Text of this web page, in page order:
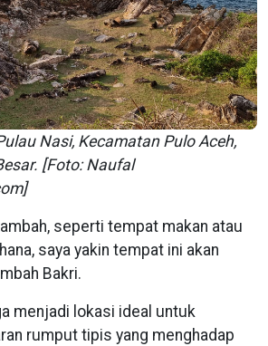
Nasi, Kecamatan Pulo Aceh,
[Foto: Naufal
seperti tempat makan atau
saya yakin tempat ini akan
Bakri.
menjadi lokasi ideal untuk
rumput tipis yang menghadap